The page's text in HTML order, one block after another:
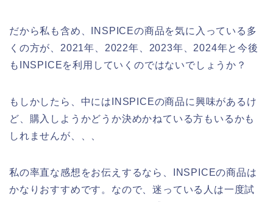
だから私も含め、INSPICEの商品を気に入っている多
くの方が、2021年、2022年、2023年、2024年と今後
もINSPICEを利用していくのではないでしょうか？
もしかしたら、中にはINSPICEの商品に興味があるけ
ど、購入しようかどうか決めかねている方もいるかも
しれませんが、、、
私の率直な感想をお伝えするなら、INSPICEの商品は
かなりおすすめです。なので、迷っている人は一度試